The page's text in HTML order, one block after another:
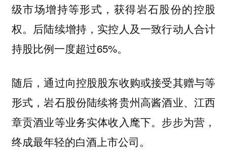
级市场增持等形式，获得岩石股份的控股
权。后陆续增持，实控人及一致行动人合计
持股比例一度超过65%。
随后，通过向控股股东收购或接受其赠与等
形式，岩石股份陆续将贵州高酱酒业、江西
章贡酒业等业务实体收入麾下。步步为营，
终成最年轻的白酒上市公司。